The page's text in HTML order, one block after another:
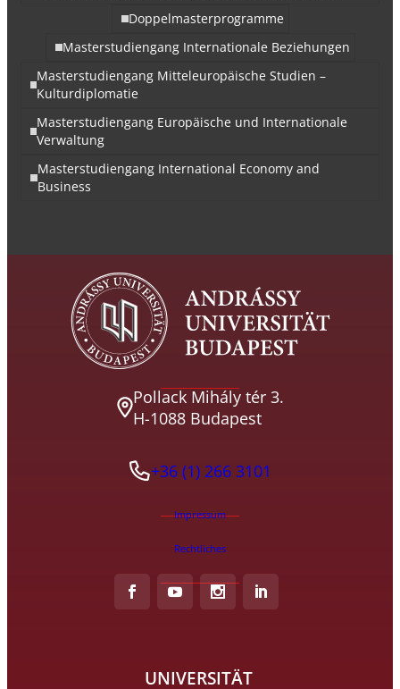
Doppelmasterprogramme
Masterstudiengang Internationale Beziehungen
Masterstudiengang Mitteleuropäische Studien –
Kulturdiplomatie
Masterstudiengang Europäische und Internationale
Verwaltung
Masterstudiengang International Economy and
Business
Pollack Mihály tér 3.
H-1088 Budapest
+36 (1) 266 3101
Impressum
Rechtliches
UNIVERSITÄT